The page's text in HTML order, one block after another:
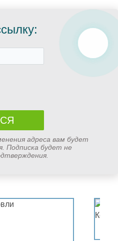
адреса вам будет
Подписка будет не